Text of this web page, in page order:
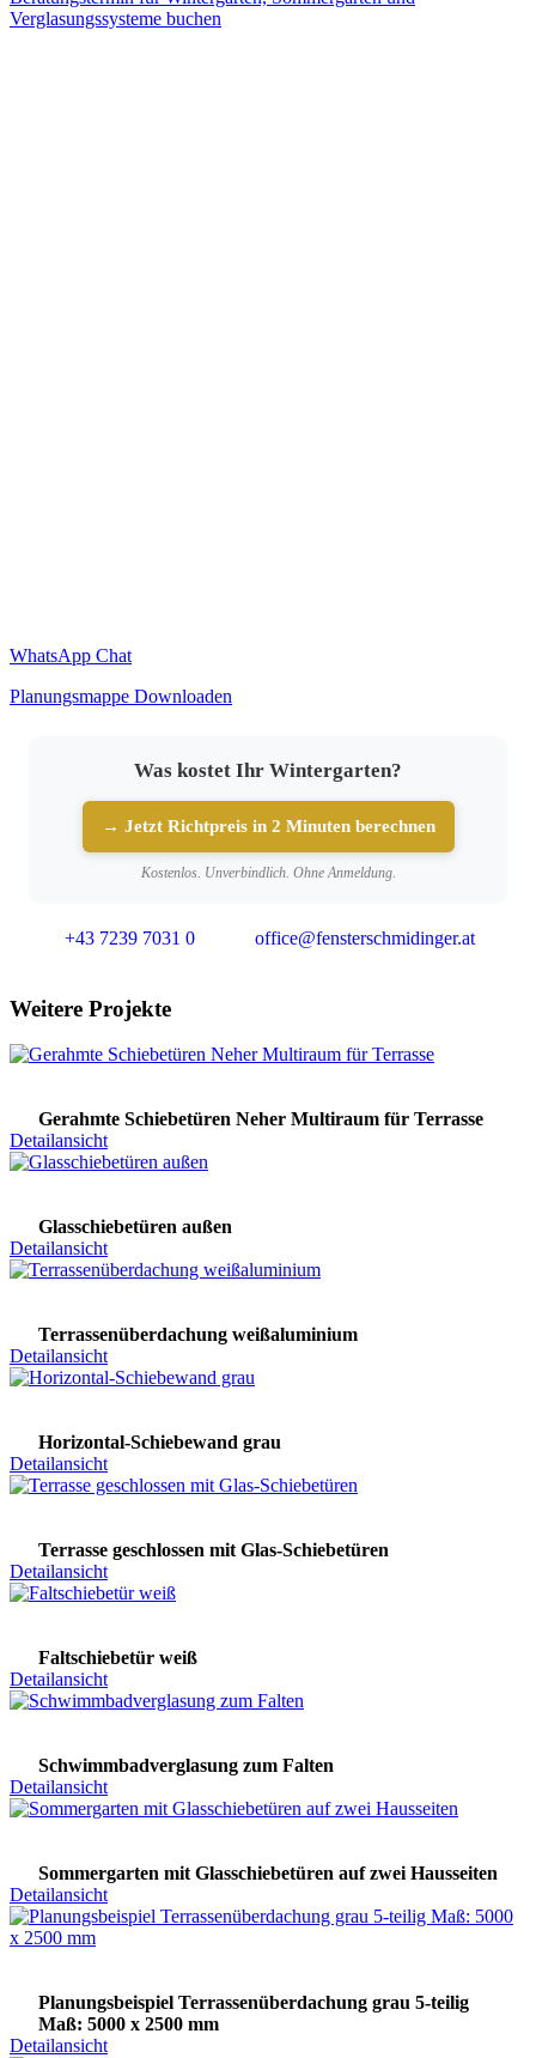
Verglasungssysteme buchen
WhatsApp Chat
Planungsmappe Downloaden
Was kostet Ihr Wintergarten?
→ Jetzt Richtpreis in 2 Minuten berechnen
Kostenlos. Unverbindlich. Ohne Anmeldung.
+43 7239 7031 0 office@fensterschmidinger.at
Weitere Projekte
Gerahmte Schiebetüren Neher Multiraum für Terrasse
Detailansicht
Glasschiebetüren außen
Detailansicht
Terrassenüberdachung weißaluminium
Detailansicht
Horizontal-Schiebewand grau
Detailansicht
Terrasse geschlossen mit Glas-Schiebetüren
Detailansicht
Faltschiebetür weiß
Detailansicht
Schwimmbadverglasung zum Falten
Detailansicht
Sommergarten mit Glasschiebetüren auf zwei Hausseiten
Detailansicht
Planungsbeispiel Terrassenüberdachung grau 5-teilig
Maß: 5000 x 2500 mm
Detailansicht